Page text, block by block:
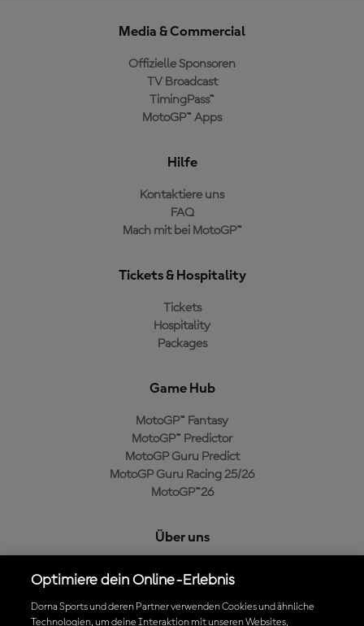
Media & Commercial
Offizielle Sponsoren
TV Broadcast
TimingPass™
MotoGP™ Apps
Hilfe
Kontaktiere uns
FAQ
Mach mit bei MotoGP™
Tickets & Hospitality
Tickets
Hospitality
Packages
Game Hub
MotoGP™ Fantasy
MotoGP™ Predictor
MotoGP Guru Predict
MotoGP Guru Racing 25/26
MotoGP™26
Über uns
Cookie-Richtlinien
Geschäftsbedingungen
Optimiere dein Online-Erlebnis
Dorna Sports und deren Partner verwenden Cookies und ähnliche
Technologien, um deine Interaktion mit unseren Websites,